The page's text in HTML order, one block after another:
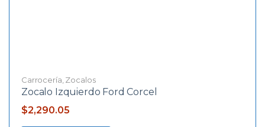
Carrocería Zocalos
Zocalo Izquierdo Ford Corcel
$2,290.05